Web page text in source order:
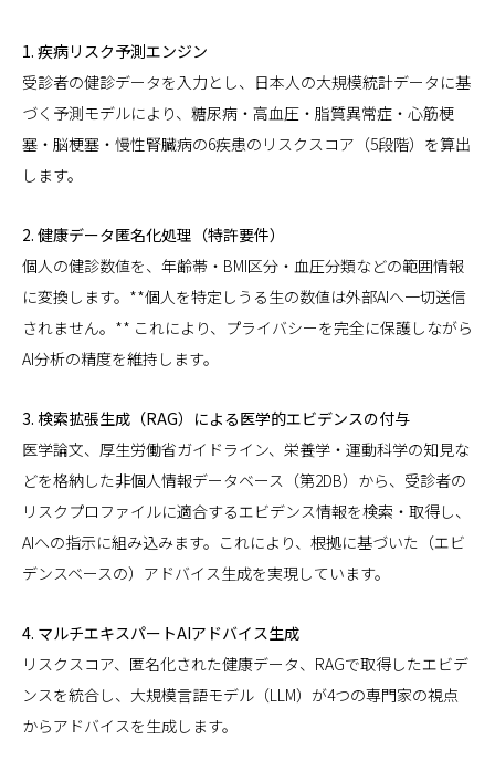
1. 疾病リスク予測エンジン
受診者の健診データを入力とし、日本人の大規模統計データに基
づく予測モデルにより、糖尿病・高血圧・脂質異常症・心筋梗
塞・脳梗塞・慢性腎臓病の6疾患のリスクスコア（5段階）を算出
します。
2. 健康データ匿名化処理（特許要件）
個人の健診数値を、年齢帯・BMI区分・血圧分類などの範囲情報
に変換します。**個人を特定しうる生の数値は外部AIへ一切送信
されません。** これにより、プライバシーを完全に保護しながら
AI分析の精度を維持します。
3. 検索拡張生成（RAG）による医学的エビデンスの付与
医学論文、厚生労働省ガイドライン、栄養学・運動科学の知見な
どを格納した非個人情報データベース（第2DB）から、受診者の
リスクプロファイルに適合するエビデンス情報を検索・取得し、
AIへの指示に組み込みます。これにより、根拠に基づいた（エビ
デンスベースの）アドバイス生成を実現しています。
4. マルチエキスパートAIアドバイス生成
リスクスコア、匿名化された健康データ、RAGで取得したエビデ
ンスを統合し、大規模言語モデル（LLM）が4つの専門家の視点
からアドバイスを生成します。